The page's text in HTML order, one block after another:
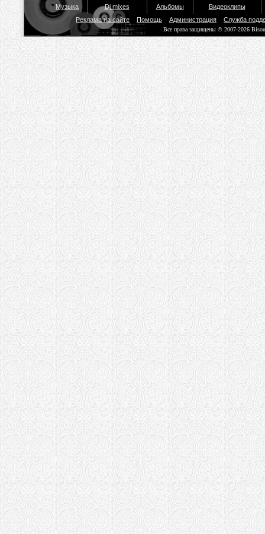
Музыка Dj mixes Альбомы
Видеоклипы
Реклама на сайте
Помощь Администрация Служба
Все права защищены © 2007-2026